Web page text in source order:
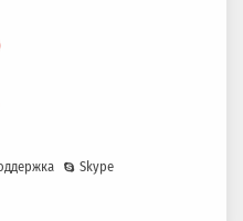
Skype